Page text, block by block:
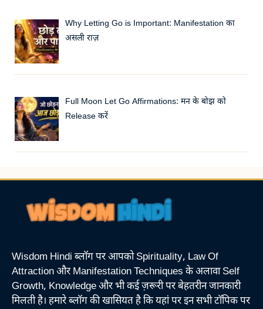
Why Letting Go is Important: Manifestation का
असली राज़
Full Moon Let Go Affirmations: मन के बोझ को
Release करें
Wisdom Hindi ब्लॉग पर आपको Spirituality, Law Of
Attraction और Manifestation Techniques के अलावा Self
Growth, Knowledge और भी कई ज़रूरी पर बेहतरीन जानकारी
मिलती है। हमारे ब्लॉग की खासियत है कि यहां पर इन सभी टॉपिक पर